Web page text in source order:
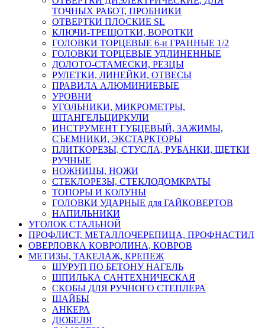
ТОЧНЫХ РАБОТ, ПРОБНИКИ
ОТВЕРТКИ ПЛОСКИЕ SL
КЛЮЧИ-ТРЕЩОТКИ, ВОРОТКИ
ГОЛОВКИ ТОРЦЕВЫЕ 6-и ГРАННЫЕ 1/2
ГОЛОВКИ ТОРЦЕВЫЕ УДЛИНЕННЫЕ
ДОЛОТО-СТАМЕСКИ, РЕЗЦЫ
РУЛЕТКИ, ЛИНЕЙКИ, ОТВЕСЫ
ПРАВИЛА АЛЮМИНИЕВЫЕ
УРОВНИ
УГОЛЬНИКИ, МИКРОМЕТРЫ,
ШТАНГЕЛЬЦИРКУЛИ
ИНСТРУМЕНТ ГУБЦЕВЫЙ, ЗАЖИМЫ,
СЪЕМНИКИ, ЭКСТАРКТОРЫ
ПЛИТКОРЕЗЫ, СТУСЛА, РУБАНКИ, ЩЕТКИ
РУЧНЫЕ
НОЖНИЦЫ, НОЖИ
СТЕКЛОРЕЗЫ, СТЕКЛОДОМКРАТЫ
ТОПОРЫ И КОЛУНЫ
ГОЛОВКИ УДАРНЫЕ для ГАЙКОВЕРТОВ
НАПИЛЬНИКИ
УГОЛОК СТАЛЬНОЙ
ПРОФЛИСТ, МЕТАЛЛОЧЕРЕПИЦА, ПРОФНАСТИЛ
ОВЕРЛОВКА КОВРОЛИНА, КОВРОВ
МЕТИЗЫ, ТАКЕЛАЖ, КРЕПЕЖ
ШУРУП ПО БЕТОНУ НАГЕЛЬ
ШПИЛЬКА САНТЕХНИЧЕСКАЯ
СКОБЫ ДЛЯ РУЧНОГО СТЕПЛЕРА
ШАЙБЫ
АНКЕРА
ДЮБЕЛЯ